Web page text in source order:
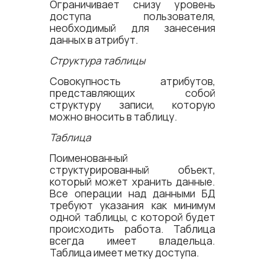
Ограничивает снизу уровень
доступа пользователя,
необходимый для занесения
данных в атрибут.
Структура таблицы
Совокупность атрибутов,
представляющих собой
структуру записи, которую
можно вносить в таблицу.
Таблица
Поименованный
структурированный объект,
который может хранить данные.
Все операции над данными БД
требуют указания как минимум
одной таблицы, с которой будет
происходить работа. Таблица
всегда имеет владельца.
Таблица имеет метку доступа.